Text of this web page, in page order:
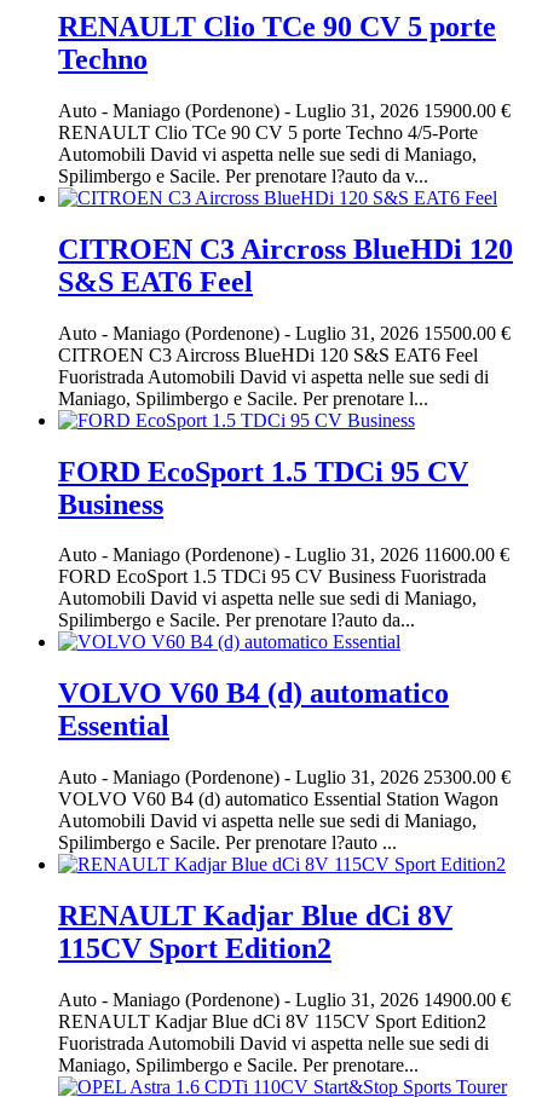
RENAULT Clio TCe 90 CV 5 porte
Techno
Auto - Maniago (Pordenone) - Luglio 31, 2026 15900.00 €
RENAULT Clio TCe 90 CV 5 porte Techno 4/5-Porte
Automobili David vi aspetta nelle sue sedi di Maniago,
Spilimbergo e Sacile. Per prenotare l?auto da v...
CITROEN C3 Aircross BlueHDi 120
S&S EAT6 Feel
Auto - Maniago (Pordenone) - Luglio 31, 2026 15500.00 €
CITROEN C3 Aircross BlueHDi 120 S&S EAT6 Feel
Fuoristrada Automobili David vi aspetta nelle sue sedi di
Maniago, Spilimbergo e Sacile. Per prenotare l...
FORD EcoSport 1.5 TDCi 95 CV
Business
Auto - Maniago (Pordenone) - Luglio 31, 2026 11600.00 €
FORD EcoSport 1.5 TDCi 95 CV Business Fuoristrada
Automobili David vi aspetta nelle sue sedi di Maniago,
Spilimbergo e Sacile. Per prenotare l?auto da...
VOLVO V60 B4 (d) automatico
Essential
Auto - Maniago (Pordenone) - Luglio 31, 2026 25300.00 €
VOLVO V60 B4 (d) automatico Essential Station Wagon
Automobili David vi aspetta nelle sue sedi di Maniago,
Spilimbergo e Sacile. Per prenotare l?auto ...
RENAULT Kadjar Blue dCi 8V
115CV Sport Edition2
Auto - Maniago (Pordenone) - Luglio 31, 2026 14900.00 €
RENAULT Kadjar Blue dCi 8V 115CV Sport Edition2
Fuoristrada Automobili David vi aspetta nelle sue sedi di
Maniago, Spilimbergo e Sacile. Per prenotare...